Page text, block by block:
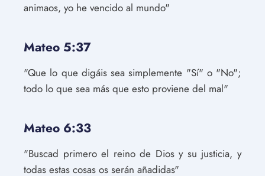
animaos, yo he vencido al mundo"
Mateo 5:37
"Que lo que digáis sea simplemente "Sí" o "No";
todo lo que sea más que esto proviene del mal"
Mateo 6:33
"Buscad primero el reino de Dios y su justicia, y
todas estas cosas os serán añadidas"